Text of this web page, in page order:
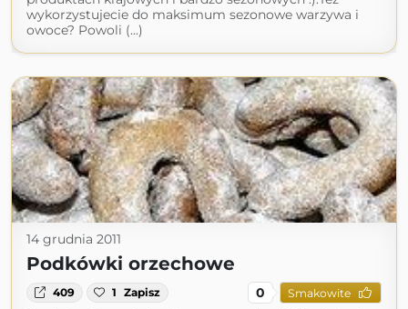
wykorzystujecie do maksimum sezonowe warzywa i
owoce? Powoli (...)
14 grudnia 2011
Podkówki orzechowe
409 1 Zapisz 0 Smakowite